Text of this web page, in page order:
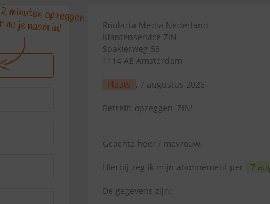
Roularta Media Nederland
Klantenservice ZIN
Spaklerweg 53
1114 AE Amsterdam
Plaats , 7 augustus 2026
Betreft: opzeggen 'ZIN'
Geachte heer / mevrouw,
Hierbij zeg ik mijn abonnement per 7
De gegevens zijn: